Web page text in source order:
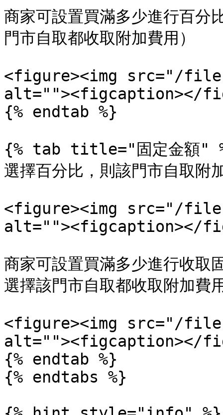
商家可設置買滿多少進行百分
門市自取都收取附加費用）
<figure><img src="/files/
alt=""><figcaption></
{% endtab %}
{% tab title="固定金額"
選擇百分比，則該門市自取附
<figure><img src="/files/
alt=""><figcaption></
商家可設置買滿多少進行收取
選擇該門市自取都收取附加費
<figure><img src="/
alt=""><figcaption></
{% endtab %}
{% endtabs %}